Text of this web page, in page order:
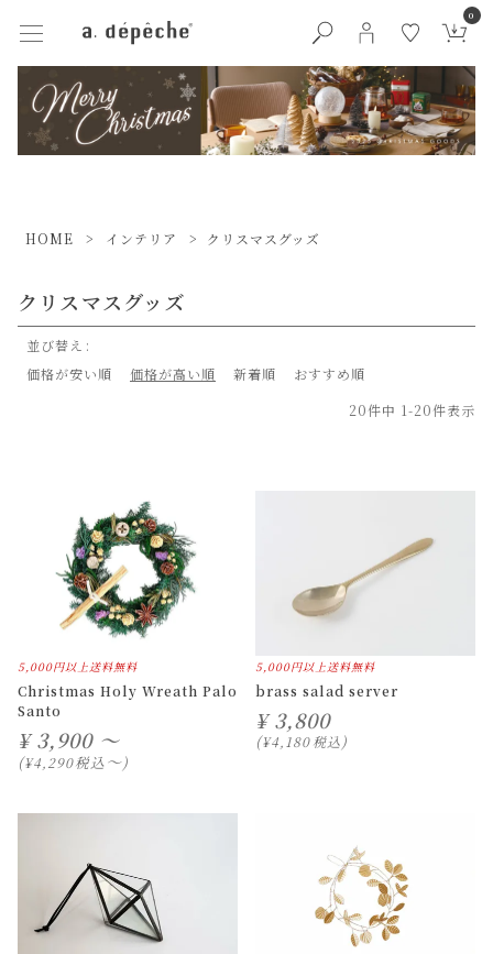
0
HOME インテリア クリスマスグッズ
クリスマスグッズ
並び替え
価格が安い順
価格が高い順 新着順
おすすめ順
20件中 1-20件表示
5,000円以上送料無料
Christmas Holy Wreath Palo
Santo
¥ 3,900 ～
¥4,290税込〜
5,000円以上送料無料
brass salad server
¥ 3,800
¥4,180税込